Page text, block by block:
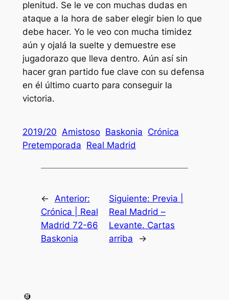
plenitud. Se le ve con muchas dudas en
ataque a la hora de saber elegir bien lo que
debe hacer. Yo le veo con mucha timidez
aún y ojalá la suelte y demuestre ese
jugadorazo que lleva dentro. Aún así sin
hacer gran partido fue clave con su defensa
en él último cuarto para conseguir la
victoria.
2019/20 Amistoso Baskonia Crónica
Pretemporada Real Madrid
←
Anterior:
Crónica | Real
Madrid 72-66
Baskonia
Siguiente: Previa |
Real Madrid –
Levante. Cartas
arriba
→